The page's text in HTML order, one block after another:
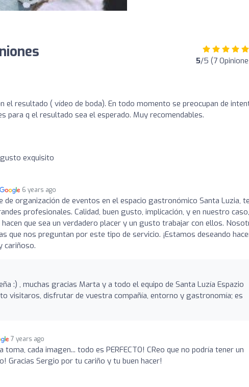
5/5 (7
el resultado ( vídeo de boda). En todo momento se preocupan de
para q el resultado sea el esperado. Muy recomendables.
exquisito
6 years ago
de organización de eventos en el espacio gastronómico Santa Luzia,
profesionales. Calidad, buen gusto, implicación, y en nuestro
que sea un verdadero placer y un gusto trabajar con ellos.
que nos preguntan por este tipo de servicio. ¡Estamos deseando
cariñoso.
:) , muchas gracias Marta y a todo el equipo de Santa Luzía Espazio
visitaros, disfrutar de vuestra compañía, entorno y gastronomía; es
7 years ago
toma, cada imagen... todo es PERFECTO! CReo que no podría tener un
Gracias Sergio por tu cariño y tu buen hacer!